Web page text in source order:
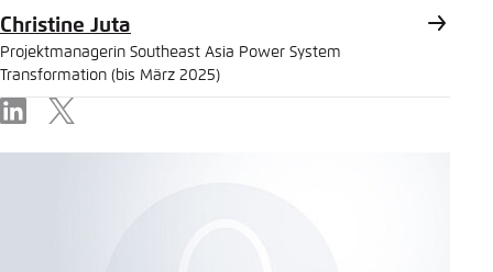
Christine Juta
Projektmanagerin Southeast Asia Power System
Transformation (bis März 2025)
LinkedIn
X